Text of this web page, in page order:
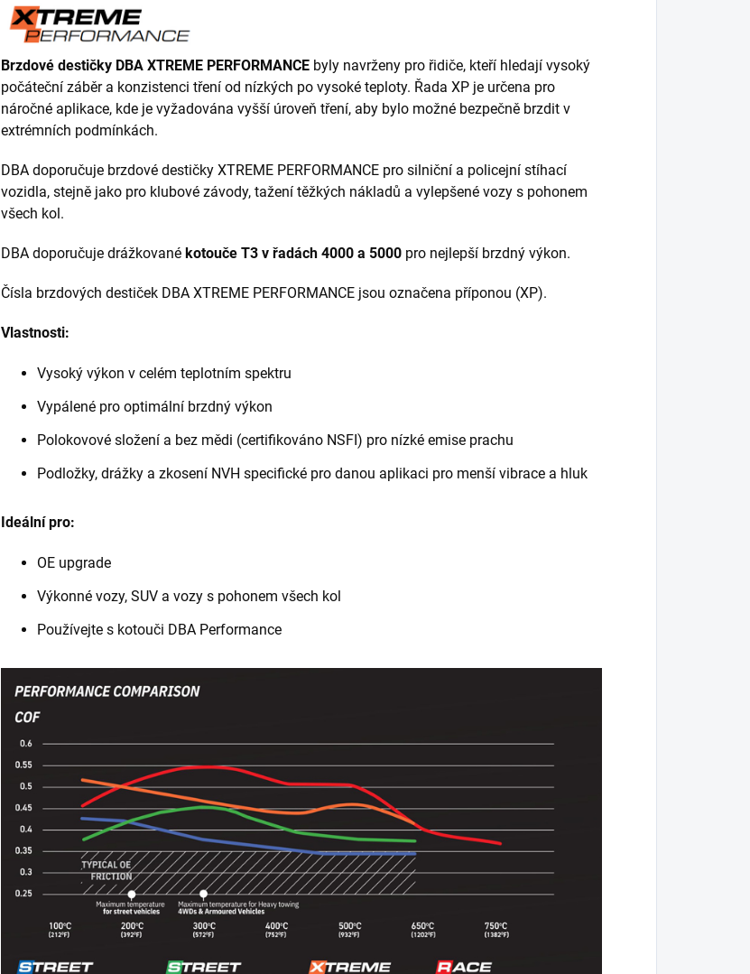
Brzdové destičky DBA XTREME PERFORMANCE byly navrženy pro řidiče, kteří hledají vysoký
počáteční záběr a konzistenci tření od nízkých po vysoké teploty. Řada XP je určena pro
náročné aplikace, kde je vyžadována vyšší úroveň tření, aby bylo možné bezpečně brzdit v
extrémních podmínkách.
DBA doporučuje brzdové destičky XTREME PERFORMANCE pro silniční a policejní stíhací
vozidla, stejně jako pro klubové závody, tažení těžkých nákladů a vylepšené vozy s pohonem
všech kol.
DBA doporučuje drážkované kotouče T3 v řadách 4000 a 5000 pro nejlepší brzdný výkon.
Čísla brzdových destiček DBA XTREME PERFORMANCE jsou označena příponou (XP).
Vlastnosti:
Vysoký výkon v celém teplotním spektru
Vypálené pro optimální brzdný výkon
Polokovové složení a bez mědi (certifikováno NSFI) pro nízké emise prachu
Podložky, drážky a zkosení NVH specifické pro danou aplikaci pro menší vibrace a hluk
Ideální pro:
OE upgrade
Výkonné vozy, SUV a vozy s pohonem všech kol
Používejte s kotouči DBA Performance